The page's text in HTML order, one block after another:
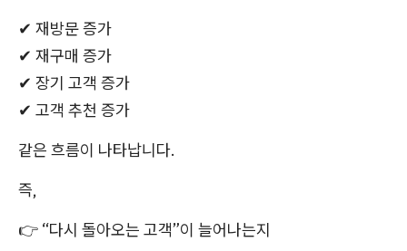
✔ 재방문 증가
✔ 재구매 증가
✔ 장기 고객 증가
✔ 고객 추천 증가
같은 흐름이 나타납니다.
즉,
👉 “다시 돌아오는 고객”이 늘어나는지